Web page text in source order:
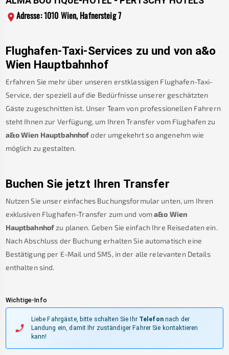
Adresse: 1010 Wien, Hafnersteig 7
Flughafen-Taxi-Services zu und von a&o
Wien Hauptbahnhof
Erfahren Sie mehr über unseren erstklassigen Flughafen-Taxi-
Service, der speziell auf die Bedürfnisse unserer geschätzten
Gäste zugeschnitten ist. Unser Team von professionellen Fahrern
steht Ihnen zur Verfügung, um Ihren Transfer vom Flughafen zu
a&o Wien Hauptbahnhof oder umgekehrt so angenehm wie
möglich zu gestalten.
Buchen Sie jetzt Ihren Transfer
Nutzen Sie unser einfaches Buchungsformular unten, um Ihren
exklusiven Flughafen-Transfer zum und voma&o Wien
Hauptbahnhofzu planen. Geben Sie einfach Ihre Reisedaten ein.
Nach Abschluss der Buchung erhalten Sie automatisch eine
Bestätigung per E-Mail und SMS, in der alle relevanten Details
enthalten sind.
Wichtige-Info
Liebe Fahrgäste, bitte schalten Sie Ihr Telefonnach der
Landung ein, damit Ihr zuständiger Fahrer Sie kontaktieren
kann!